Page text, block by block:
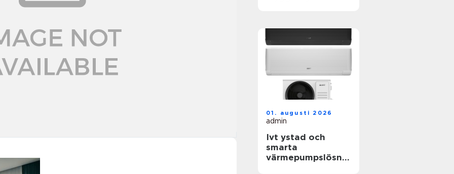
01. augusti 2026
admin
Ivt ystad och
smarta
värmepumpslösnin